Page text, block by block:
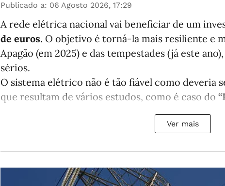
Publicado a: 06 Agosto 2026, 17:29
A rede elétrica nacional vai beneficiar de um
de euros. O objetivo é torná-la mais resiliente e
Apagão (em 2025) e das tempestades (já este
sérios.
O sistema elétrico não é tão fiável como deveria
que resultam de vários estudos, como é caso do
Ver mais